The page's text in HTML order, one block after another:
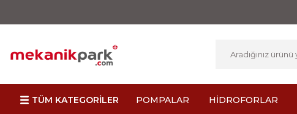
TÜM KATEGORİLER POMPALAR HİDROFORLAR